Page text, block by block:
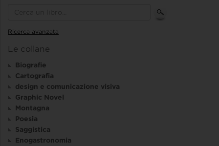
Ricerca avanzata
Le collane
Biografie
Cartografia
design e comunicazione visiva
Graphic Novel
Montagna
Poesia
Saggistica
Enogastronomia